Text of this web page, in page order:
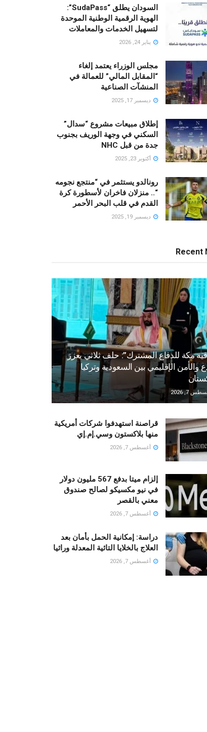
السودان يطلق “SudaPass”:
الهوية الرقمية الوطنية الموحدة
لتسهيل الخدمات والمعاملات
يناير 24, 2026
مجلس الوزراء يعتمد إلغاء
“المقابل المالي” للعمالة في
المنشآت الصناعية
ديسمبر 17, 2025
إطلاق مبيعات مشروع “سدال”
السكني في وجهة الوريف بجنوب
جدة من قبل NHC
أكتوبر 23, 2025
رونالدو يستثمر في “منتجع نجومه
“.. منزلان فاخران لأسطورة كرة
القدم في قلب البحر الأحمر
ديسمبر 19, 2025
Recent
مكة للدفاع المشترك”: حلف ثلاثي يعزز
والأمن الإقليمي بين السعودية وتركيا
7, 2026
قراصنة استهدفوا شركات أمريكية
منها بلاكستون وسي.إم.إي
أغسطس 7, 2026
إلزام ميتا بدفع 567 مليون دولار
في نيو مكسيكو لصالح صندوق
معني بالقصر
أغسطس 7, 2026
دراسة: إمكانية الحمل بأمان بعد
العلاج بالخلايا التائية المعدلة وراثيا
أغسطس 7, 2026